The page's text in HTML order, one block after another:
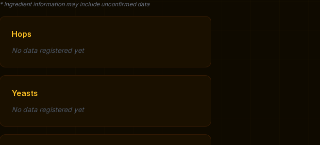
* Ingredient information may include unconfirmed data
Hops
No data registered yet
Yeasts
No data registered yet